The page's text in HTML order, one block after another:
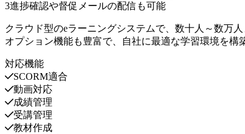
3進捗確認や督促メールの配信も可能
クラウド型のeラーニングシステムで、数十人～数万
オプション機能も豊富で、自社に最適な学習環境を構
対応機能
SCORM適合
動画対応
成績管理
受講管理
教材作成